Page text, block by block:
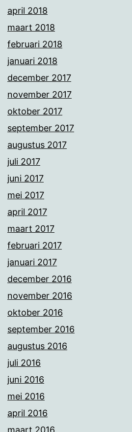
april 2018
maart 2018
februari 2018
januari 2018
december 2017
november 2017
oktober 2017
september 2017
augustus 2017
juli 2017
juni 2017
mei 2017
april 2017
maart 2017
februari 2017
januari 2017
december 2016
november 2016
oktober 2016
september 2016
augustus 2016
juli 2016
juni 2016
mei 2016
april 2016